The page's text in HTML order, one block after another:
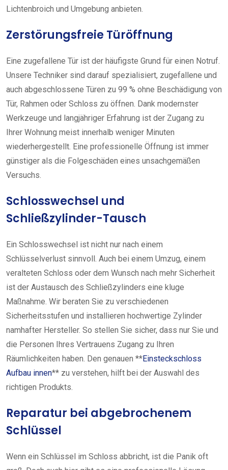
Lichtenbroich und Umgebung anbieten.
Zerstörungsfreie Türöffnung
Eine zugefallene Tür ist der häufigste Grund für einen Notruf.
Unsere Techniker sind darauf spezialisiert, zugefallene und
auch abgeschlossene Türen zu 99 % ohne Beschädigung von
Tür, Rahmen oder Schloss zu öffnen. Dank modernster
Werkzeuge und langjähriger Erfahrung ist der Zugang zu
Ihrer Wohnung meist innerhalb weniger Minuten
wiederhergestellt. Eine professionelle Öffnung ist immer
günstiger als die Folgeschäden eines unsachgemäßen
Versuchs.
Schlosswechsel und
Schließzylinder-Tausch
Ein Schlosswechsel ist nicht nur nach einem
Schlüsselverlust sinnvoll. Auch bei einem Umzug, einem
veralteten Schloss oder dem Wunsch nach mehr Sicherheit
ist der Austausch des Schließzylinders eine kluge
Maßnahme. Wir beraten Sie zu verschiedenen
Sicherheitsstufen und installieren hochwertige Zylinder
namhafter Hersteller. So stellen Sie sicher, dass nur Sie und
die Personen Ihres Vertrauens Zugang zu Ihren
Räumlichkeiten haben. Den genauen **Einsteckschloss
Aufbau innen** zu verstehen, hilft bei der Auswahl des
richtigen Produkts.
Reparatur bei abgebrochenem
Schlüssel
Wenn ein Schlüssel im Schloss abbricht, ist die Panik oft